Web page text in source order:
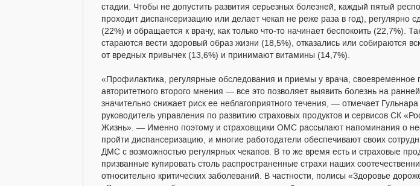
стадии. Чтобы не допустить развития серьезных болезней, каждый пятый
проходит диспансеризацию или делает чекап не реже раза в год), регулярно
(22%) и обращается к врачу, как только что-то начинает беспокоить (22,7%).
стараются вести здоровый образ жизни (18,5%), отказались или собираются
от вредных привычек (13,6%) и принимают витамины (14,7%).
«Профилактика, регулярные обследования и приемы у врача, своевременное
авторитетного второго мнения — все это позволяет выявить болезнь на
значительно снижает риск ее неблагоприятного течения, — отмечает
руководитель управления по развитию страховых продуктов и сервисов СК
Жизнь». — Именно поэтому и страховщики ОМС рассылают напоминания о
пройти диспансеризацию, и многие работодатели обеспечивают своих
ДМС с возможностью регулярных чекапов. В то же время есть и страховые
призванные купировать столь распространенные страхи наших
относительно критических заболеваний. В частности, полисы «Здоровье